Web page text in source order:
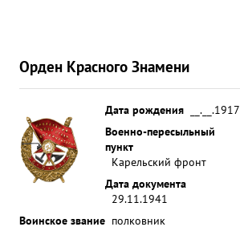
Орден Красного Знамени
Дата рождения
__.__.1917
Военно-пересыльный
пункт
Карельский фронт
Дата документа
29.11.1941
Воинское звание полковник